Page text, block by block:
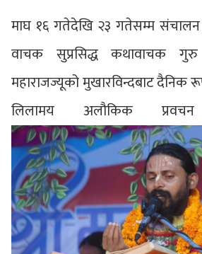
माघ १६ गतेदेखि २३ गतेसम्म संचालन
वाचक सुप्रसिद्ध कथावाचक
महाराजज्यूको मुखारविन्दबाट
लिलामय अलौकिक